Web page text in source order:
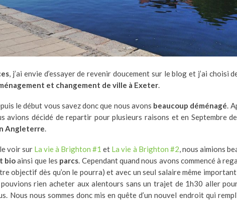
, j’ai envie d’essayer de revenir doucement sur le blog et j’ai choisi
et changement de ville à Exeter.
le début vous savez donc que nous avons beaucoup déménagé.
avions décidé de repartir pour plusieurs raisons et en Septembre
Angleterre.
voir sur La vie à Brighton #1 et La vie à Brighton #2, nous aimions
bioainsi que les parcs. Cependant quand nous avons commencé à
objectif dès qu’on le pourra) et avec un seul salaire même
rien acheter aux alentours sans un trajet de 1h30 aller
Nous nous sommes donc mis en quête d’un nouvel endroit qui